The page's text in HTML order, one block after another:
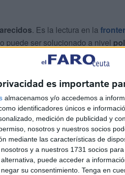
es importante
almacenamos y/o accedemos a
identificadores únicos e
medición de publicidad y
nosotros y nuestros socios
mediante las características de
y a nuestros 1731 socios
puede acceder a
su consentimiento. Tenga en
. Es la lectura en la
puede ser solucionado a nivel